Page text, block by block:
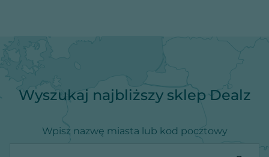
Środa
10:00 - 21:00
Czwartek
Piątek
Wyszukaj najbliższy sklep Dealz
Wpisz nazwę miasta lub kod pocztowy